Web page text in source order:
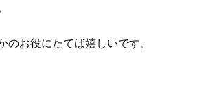
のお役にたてば嬉しいです。